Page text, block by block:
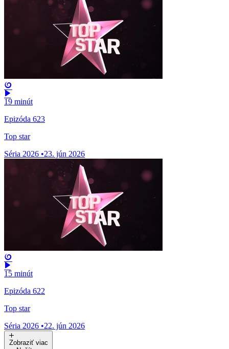
19 minút
Epizóda 623
Top star
Séria 2026 •23. jún 2026
15 minút
Epizóda 622
Top star
Séria 2026 •22. jún 2026
Zobraziť viac